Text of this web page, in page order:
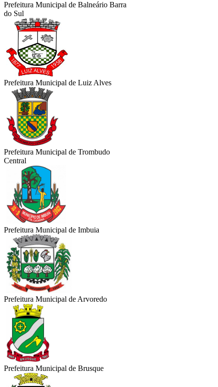
Prefeitura Municipal de Balneário Barra
do Sul
Prefeitura Municipal de Luiz Alves
Prefeitura Municipal de Trombudo
Central
Prefeitura Municipal de Imbuia
Prefeitura Municipal de Arvoredo
Prefeitura Municipal de Brusque